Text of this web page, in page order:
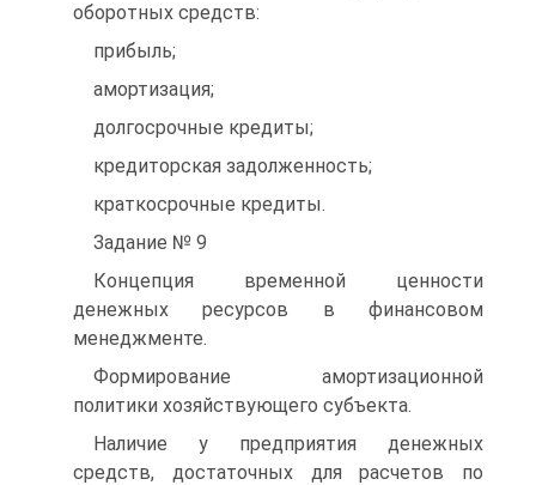
оборотных средств:
прибыль;
амортизация;
долгосрочные кредиты;
кредиторская задолженность;
краткосрочные кредиты.
Задание № 9
Концепция временной ценности
денежных ресурсов в финансовом
менеджменте.
Формирование амортизационной
политики хозяйствующего субъекта.
Наличие у предприятия денежных
средств, достаточных для расчетов по